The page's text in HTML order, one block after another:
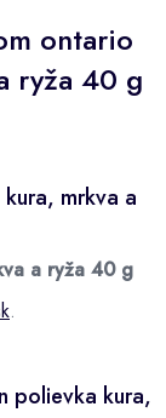
ontario
ryža 40 g
mrkva a
a ryža 40 g
.
polievka kura,